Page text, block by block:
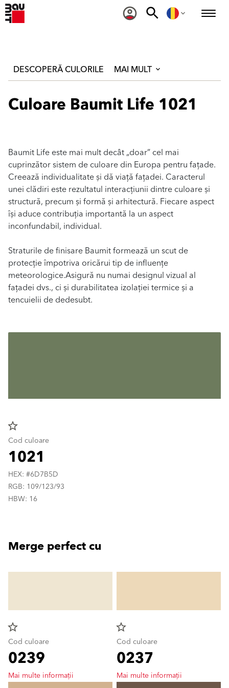
DESCOPERĂ CULORILE MAI MULT
Culoare Baumit Life 1021
Baumit Life este mai mult decât „doar” cel mai
cuprinzător sistem de culoare din Europa pentru fațade.
Creează individualitate și dă viață fațadei. Caracterul
unei clădiri este rezultatul interacțiunii dintre culoare și
structură, precum și formă și arhitectură. Fiecare aspect
își aduce contribuția importantă la un aspect
inconfundabil, individual.
Straturile de finisare Baumit formează un scut de
protecție împotriva oricărui tip de influențe
meteorologice.Asigură nu numai designul vizual al
fațadei dvs., ci și durabilitatea izolației termice și a
tencuielii de dedesubt.
star_border
Cod culoare
1021
HEX: #6D7B5D
RGB: 109/123/93
HBW: 16
Merge perfect cu
star_border
Cod culoare
0239
Mai multe informații
star_border
Cod culoare
0237
Mai multe informații